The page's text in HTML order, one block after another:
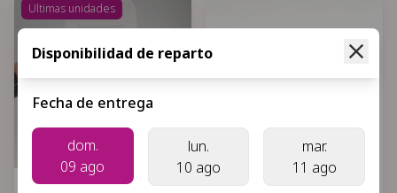
Ultimas unidades
Bolsa de carton
Auto de colección
Disponibilidad de reparto
Fecha de entrega
dom.
09 ago
lun.
10 ago
mar.
11 ago